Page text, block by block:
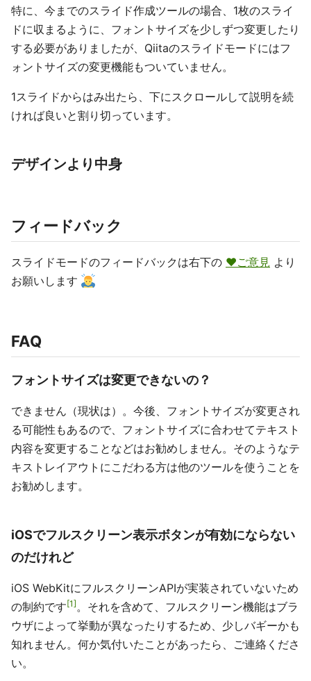
特に、今までのスライド作成ツールの場合、1枚のスライ
ドに収まるように、フォントサイズを少しずつ変更したり
する必要がありましたが、Qiitaのスライドモードにはフ
ォントサイズの変更機能もついていません。
1スライドからはみ出たら、下にスクロールして説明を続
ければ良いと割り切っています。
デザインより中身
フィードバック
スライドモードのフィードバックは右下の ♥ご意見 より
お願いします
FAQ
フォントサイズは変更できないの？
できません（現状は）。今後、フォントサイズが変更され
る可能性もあるので、フォントサイズに合わせてテキスト
内容を変更することなどはお勧めしません。そのようなテ
キストレイアウトにこだわる方は他のツールを使うことを
お勧めします。
iOSでフルスクリーン表示ボタンが有効にならない
のだけれど
iOS WebKitにフルスクリーンAPIが実装されていないため
の制約です 1 。それを含めて、フルスクリーン機能はブラ
ウザによって挙動が異なったりするため、少しバギーかも
知れません。何か気付いたことがあったら、ご連絡くださ
い。